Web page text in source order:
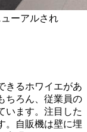
ーアルされ
きるホワイエがあ
ちろん、従業員の
います。注目した
。自販機は壁に埋